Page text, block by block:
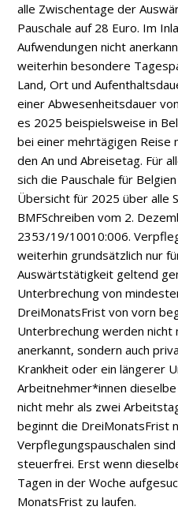
alle Zwischentage der
Pauschale auf 28 Euro. Im
Aufwendungen nicht
weiterhin besondere
Land, Ort und
einer Abwesenheitsdauer
es 2025 beispielsweise in
bei einer mehrtägigen Reise
den An­ und Abreisetag. Für
sich die Pauschale für
Übersicht für 2025 über alle
BMF­Schreiben vom 2.
2353/19/10010:006.
weiterhin grundsätzlich nur
Auswärtstätigkeit geltend
Unterbrechung von
Drei­Monats­Frist von vorn
Unterbrechung werden nicht
anerkannt, sondern auch
Krankheit oder ein längerer
Arbeitnehmer*innen
nicht mehr als zwei
beginnt die Drei­Monats­Frist
Verpflegungspauschalen
steuerfrei. Erst wenn
Tagen in der Woche
Monats­Frist zu laufen.